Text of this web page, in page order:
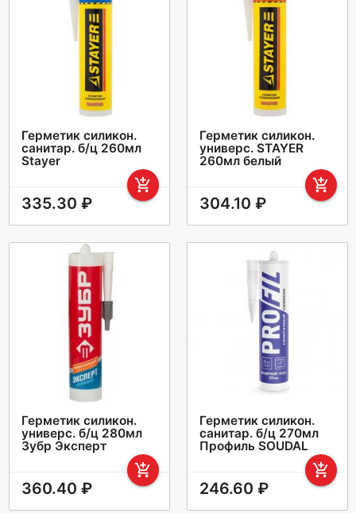
Герметик силикон.
санитар. б/ц 260мл
Stayer
add_shopping_cart
335.30 ₽
Герметик силикон.
универс. STAYER
260мл белый
add_shopping_cart
304.10 ₽
Герметик силикон.
универс. б/ц 280мл
Зубр Эксперт
add_shopping_cart
360.40 ₽
Герметик силикон.
санитар. б/ц 270мл
Профиль SOUDAL
add_shopping_cart
246.60 ₽